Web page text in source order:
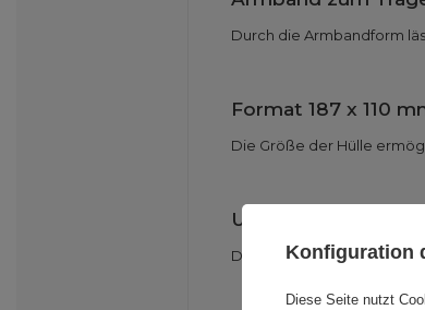
Durch die Armbandform
Format 187 x 110
Die Größe der Hülle
Unterstützung bei
Die Hülle eignet sich
Konfiguration
Diese Seite nutzt